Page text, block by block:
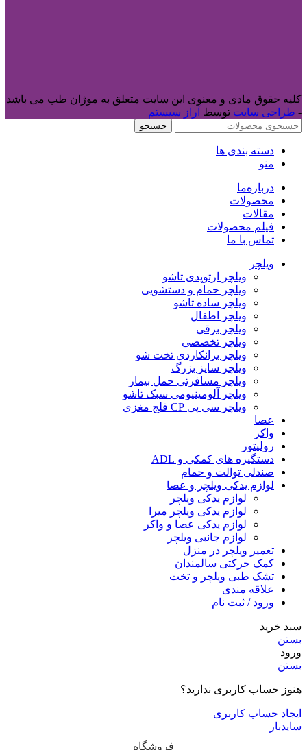
کلیه حقوق مادی و معنوی این سایت متعلق به موژان طب می باشد
- طراحی سایت توسط آراز سیستم
جستجو
دسته بندی ها
منو
درباره‌ما
محصولات
مقالات
فیلم محصولات
تماس با ما
ویلچر
ویلچر ارتوپدی تاشو
ویلچر حمام و دستشویی
ویلچر ساده تاشو
ویلچر اطفال
ویلچر برقی
ویلچر تخصصی
ویلچر برانکاردی تخت شو
ویلچر سایز بزرگ
ویلچر مسافرتی حمل بیمار
ویلچر آلومینیومی سبک تاشو
ویلچر سی پی CP فلج مغزی
عصا
واکر
رولیتور
دستگیره های کمکی و ADL
صندلی توالت و حمام
لوازم یدکی ویلچر و عصا
لوازم یدکی ویلچر
لوازم یدکی ویلچر میرا
لوازم یدکی عصا و واکر
لوازم جانبی ویلچر
تعمیر ویلچر در منزل
کمک حرکتی سالمندان
تشک طبی ویلچر و تخت
علاقه مندی
ورود / ثبت نام
سبد خرید
بستن
ورود
بستن
هنوز حساب کاربری ندارید؟
ایجاد حساب کاربری
سایدبار
فروشگاه